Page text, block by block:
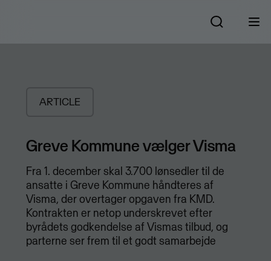
ARTICLE
Greve Kommune vælger Visma
Fra 1. december skal 3.700 lønsedler til de
ansatte i Greve Kommune håndteres af
Visma, der overtager opgaven fra KMD.
Kontrakten er netop underskrevet efter
byrådets godkendelse af Vismas tilbud, og
parterne ser frem til et godt samarbejde